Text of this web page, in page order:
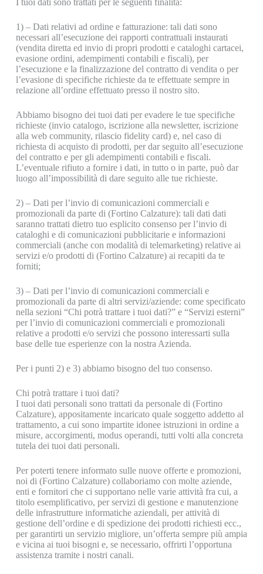
I tuoi dati sono trattati per le seguenti finalità:
1) – Dati relativi ad ordine e fatturazione: tali dati sono
necessari all’esecuzione dei rapporti contrattuali instaurati
(vendita diretta ed invio di propri prodotti e cataloghi cartacei,
evasione ordini, adempimenti contabili e fiscali), per
l’esecuzione e la finalizzazione del contratto di vendita o per
l’evasione di specifiche richieste da te effettuate sempre in
relazione all’ordine effettuato presso il nostro sito.
Abbiamo bisogno dei tuoi dati per evadere le tue specifiche
richieste (invio catalogo, iscrizione alla newsletter, iscrizione
alla web community, rilascio fidelity card) e, nel caso di
richiesta di acquisto di prodotti, per dar seguito all’esecuzione
del contratto e per gli adempimenti contabili e fiscali.
L’eventuale rifiuto a fornire i dati, in tutto o in parte, può dar
luogo all’impossibilità di dare seguito alle tue richieste.
2) – Dati per l’invio di comunicazioni commerciali e
promozionali da parte di (Fortino Calzature): tali dati dati
saranno trattati dietro tuo esplicito consenso per l’invio di
cataloghi e di comunicazioni pubblicitarie e informazioni
commerciali (anche con modalità di telemarketing) relative ai
servizi e/o prodotti di (Fortino Calzature) ai recapiti da te
forniti;
3) – Dati per l’invio di comunicazioni commerciali e
promozionali da parte di altri servizi/aziende: come specificato
nella sezioni “Chi potrà trattare i tuoi dati?” e “Servizi esterni”
per l’invio di comunicazioni commerciali e promozionali
relative a prodotti e/o servizi che possono interessarti sulla
base delle tue esperienze con la nostra Azienda.
Per i punti 2) e 3) abbiamo bisogno del tuo consenso.
Chi potrà trattare i tuoi dati?
I tuoi dati personali sono trattati da personale di (Fortino
Calzature), appositamente incaricato quale soggetto addetto al
trattamento, a cui sono impartite idonee istruzioni in ordine a
misure, accorgimenti, modus operandi, tutti volti alla concreta
tutela dei tuoi dati personali.
Per poterti tenere informato sulle nuove offerte e promozioni,
noi di (Fortino Calzature) collaboriamo con molte aziende,
enti e fornitori che ci supportano nelle varie attività fra cui, a
titolo esemplificativo, per servizi di gestione e manutenzione
delle infrastrutture informatiche aziendali, per attività di
gestione dell’ordine e di spedizione dei prodotti richiesti ecc.,
per garantirti un servizio migliore, un’offerta sempre più ampia
e vicina ai tuoi bisogni e, se necessario, offrirti l’opportuna
assistenza tramite i nostri canali.